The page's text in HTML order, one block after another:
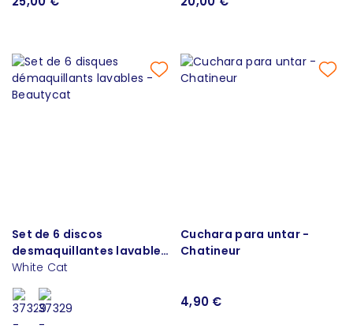
Set de 6 discos
desmaquillantes lavables
- Beautycat
White Cat
Cuchara para untar -
Chatineur
4,90 €